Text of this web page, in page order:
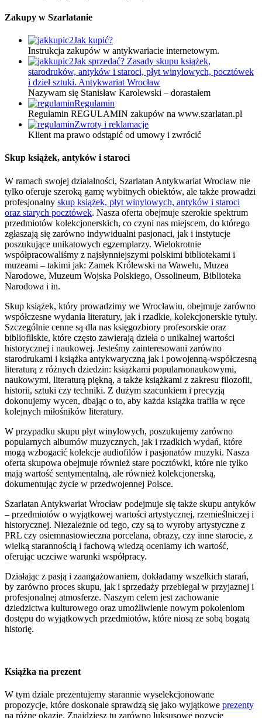
Zakupy w Szarlatanie
Jak kupić?
Instrukcja zakupów w antykwariacie internetowym.
Jak sprzedać? Zasady skupu książek,
starodruków, antyków i staroci, płyt winylowych, pocztówek
i dzieł sztuki. Antykwariat Wrocław
Nazywam się Stanisław Karolewski – dorastałem
Regulamin
Regulamin REGULAMIN zakupów na www.szarlatan.pl
Zwroty i reklamacje
Klient ma prawo odstąpić od umowy i zwrócić
Skup książek, antyków i staroci
W ramach swojej działalności, Szarlatan Antykwariat Wrocław nie
tylko oferuje szeroką gamę wybitnych obiektów, ale także prowadzi
profesjonalny skup książek, płyt winylowych, antyków i staroci
oraz starych pocztówek. Nasza oferta obejmuje szerokie spektrum
przedmiotów kolekcjonerskich, co czyni nas miejscem, do którego
zgłaszają się zarówno indywidualni pasjonaci, jak i instytucje
poszukujące unikatowych egzemplarzy. Wielokrotnie
współpracowaliśmy z najsłynniejszymi polskimi bibliotekami i
muzeami – takimi jak: Zamek Królewski na Wawelu, Muzea
Narodowe, Muzeum Wojska Polskiego, Ossolineum, Biblioteka
Narodowa i in.
Skup książek, który prowadzimy we Wrocławiu, obejmuje zarówno
współczesne wydania literatury, jak i rzadkie, kolekcjonerskie tytuły.
Szczególnie cenne są dla nas księgozbiory profesorskie oraz
bibliofilskie, które często zawierają dzieła o unikalnej wartości
historycznej i naukowej. Jesteśmy zainteresowani zarówno
starodrukami i książka antykwaryczną jak i powojenną-współczesną
literaturą z różnych dziedzin: książkami popularnonaukowymi,
naukowymi, literaturą piękną, a także książkami z zakresu filozofii,
historii, sztuki czy techniki. Z dużym szacunkiem i precyzją
dokonujemy wycen, dbając o to, aby każda książka trafiła w ręce
kolejnych miłośników literatury.
W przypadku skupu płyt winylowych, poszukujemy zarówno
popularnych albumów muzycznych, jak i rzadkich wydań, które
mogą wzbogacić kolekcje audiofilów i pasjonatów muzyki. Nasza
oferta skupowa obejmuje również stare pocztówki, które nie tylko
mają wartość sentymentalną, ale również kolekcjonerską,
dokumentując życie w przedwojennej Polsce.
Szarlatan Antykwariat Wrocław podejmuje się także skupu antyków
– przedmiotów o wyjątkowej wartości artystycznej, rzemieślniczej i
historycznej. Niezależnie od tego, czy są to wyroby artystyczne z
PRL czy osiemnastowieczna porcelana, obrazy, czy inne starocie, z
wielką starannością i fachową wiedzą oceniamy ich wartość,
oferując uczciwe warunki współpracy.
Działając z pasją i zaangażowaniem, dokładamy wszelkich starań,
by zarówno proces skupu, jak i sprzedaży przebiegał w przyjaznej i
profesjonalnej atmosferze. Naszym celem jest zachowanie
dziedzictwa kulturowego oraz umożliwienie nowym pokoleniom
dostępu do wyjątkowych przedmiotów, które niosą ze sobą bogatą
historię.
Książka na prezent
W tym dziale prezentujemy starannie wyselekcjonowane
propozycje, które doskonale sprawdzą się jako wyjątkowe prezenty
na różne okazje. Znajdziesz tu zarówno luksusowe pozycje